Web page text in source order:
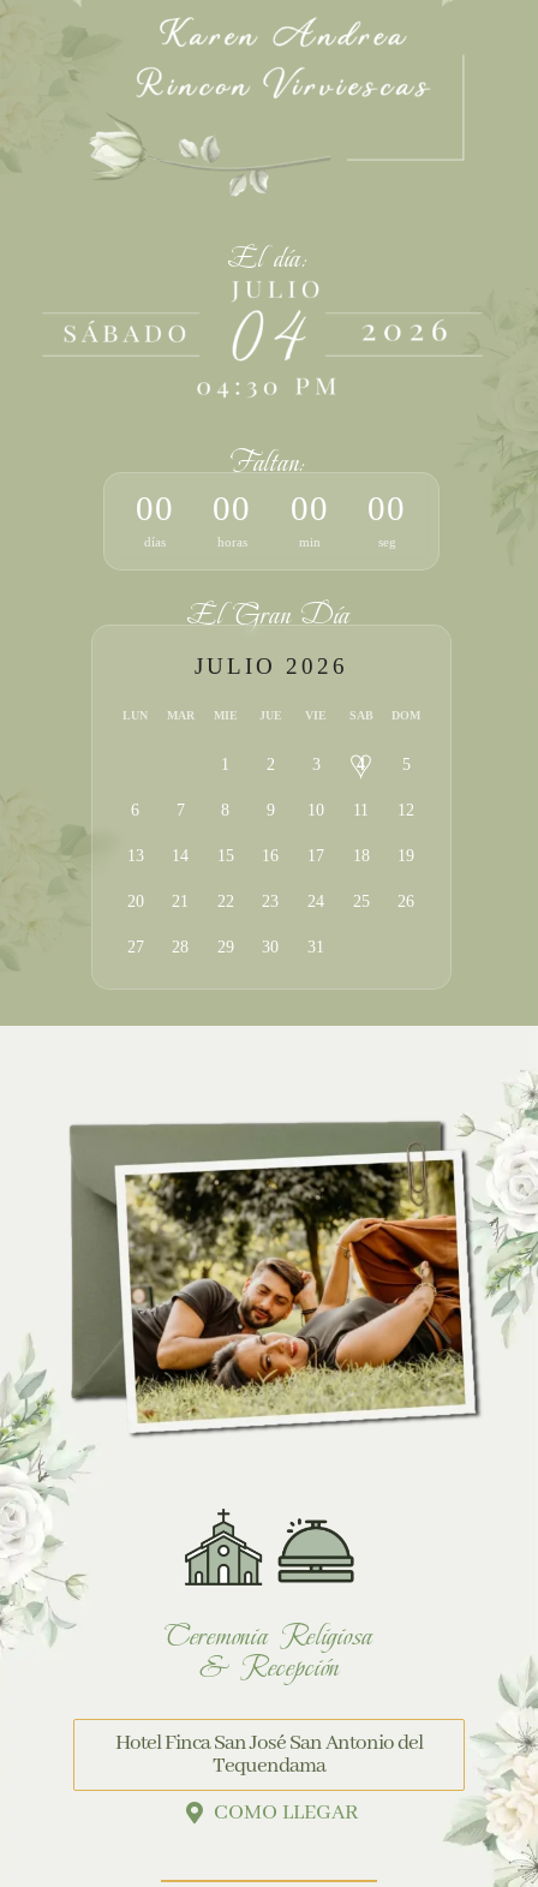
El día:
Faltan:
00
días
00
horas
00
min
00
seg
El Gran Día
JULIO 2026
LUN MAR MIE JUE VIE SAB DOM
1 2 3 4
♥ 5
6 7 8 9 10 11 12
13 14 15 16 17 18 19
20 21 22 23 24 25 26
27 28 29 30 31
Ceremonia Religiosa
& Recepción
Hotel Finca San José San Antonio del
Tequendama
COMO LLEGAR